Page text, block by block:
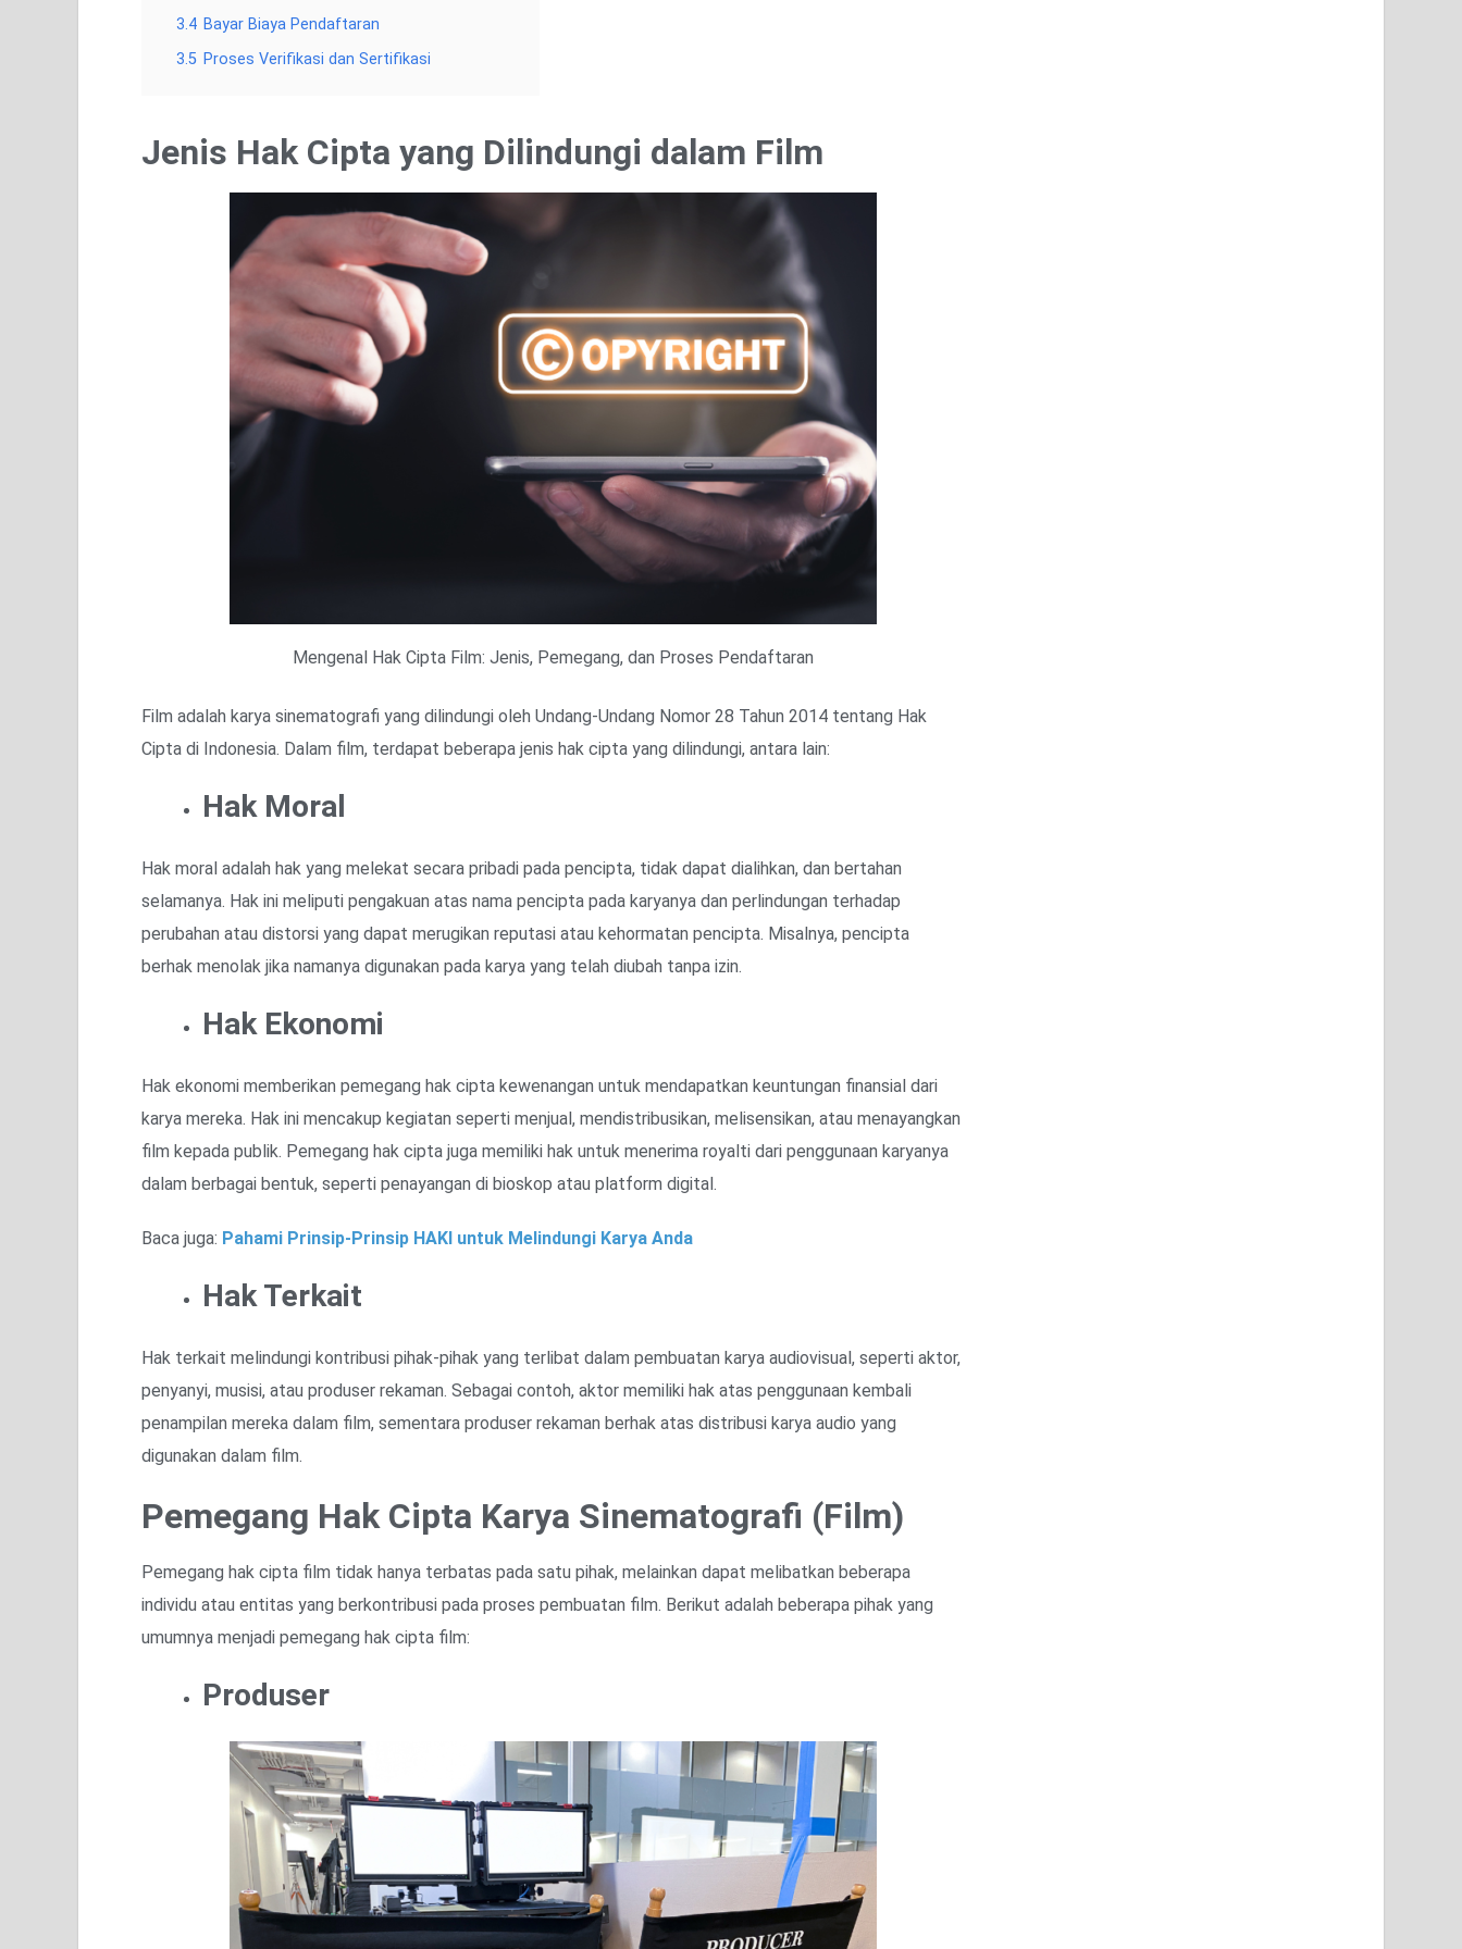
3.4 Bayar Biaya Pendaftaran
3.5 Proses Verifikasi dan Sertifikasi
Jenis Hak Cipta yang Dilindungi dalam Film
Mengenal Hak Cipta Film: Jenis, Pemegang, dan Proses Pendaftaran
Film adalah karya sinematografi yang dilindungi oleh Undang-Undang Nomor 28 Tahun 2014 tentang Hak
Cipta di Indonesia. Dalam film, terdapat beberapa jenis hak cipta yang dilindungi, antara lain:
Hak Moral
Hak moral adalah hak yang melekat secara pribadi pada pencipta, tidak dapat dialihkan, dan bertahan
selamanya. Hak ini meliputi pengakuan atas nama pencipta pada karyanya dan perlindungan terhadap
perubahan atau distorsi yang dapat merugikan reputasi atau kehormatan pencipta. Misalnya, pencipta
berhak menolak jika namanya digunakan pada karya yang telah diubah tanpa izin.
Hak Ekonomi
Hak ekonomi memberikan pemegang hak cipta kewenangan untuk mendapatkan keuntungan finansial dari
karya mereka. Hak ini mencakup kegiatan seperti menjual, mendistribusikan, melisensikan, atau menayangkan
film kepada publik. Pemegang hak cipta juga memiliki hak untuk menerima royalti dari penggunaan karyanya
dalam berbagai bentuk, seperti penayangan di bioskop atau platform digital.
Baca juga: Pahami Prinsip-Prinsip HAKI untuk Melindungi Karya Anda
Hak Terkait
Hak terkait melindungi kontribusi pihak-pihak yang terlibat dalam pembuatan karya audiovisual, seperti aktor,
penyanyi, musisi, atau produser rekaman. Sebagai contoh, aktor memiliki hak atas penggunaan kembali
penampilan mereka dalam film, sementara produser rekaman berhak atas distribusi karya audio yang
digunakan dalam film.
Pemegang Hak Cipta Karya Sinematografi (Film)
Pemegang hak cipta film tidak hanya terbatas pada satu pihak, melainkan dapat melibatkan beberapa
individu atau entitas yang berkontribusi pada proses pembuatan film. Berikut adalah beberapa pihak yang
umumnya menjadi pemegang hak cipta film:
Produser